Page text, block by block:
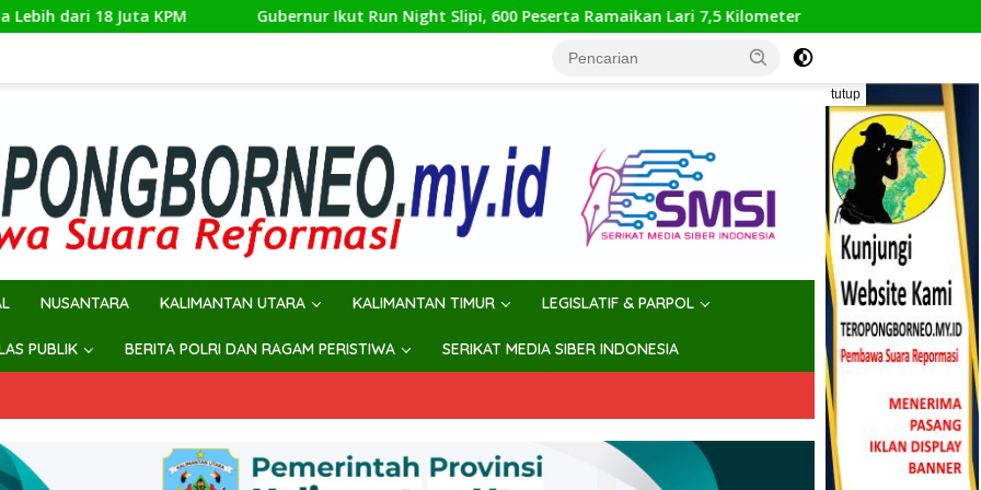
Gubernur Ikut Run Night Slipi, 600 Peserta Ramaikan Lari 7,5 Kilometer Wujudkan Hunian Layak di
tutup
NUSANTARA KALIMANTAN UTARA KALIMANTAN TIMUR LEGISLATIF & PARPOL
PUBLIK BERITA POLRI DAN RAGAM PERISTIWA SERIKAT MEDIA SIBER INDONESIA